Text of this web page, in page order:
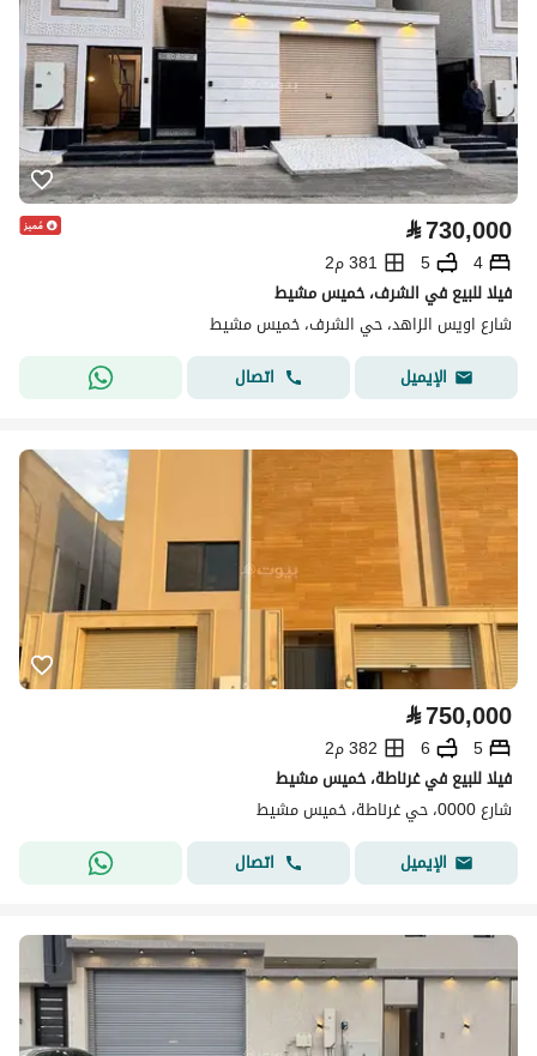
⃁730,000
4
5
381 م2
فيلا للبيع في الشرف، خميس مشيط
شارع اويس الزاهد، حي الشرف، خميس مشيط
الإيميل
اتصال
⃁750,000
5
6
382 م2
فيلا للبيع في غرناطة، خميس مشيط
شارع 0000، حي غرناطة، خميس مشيط
الإيميل
اتصال